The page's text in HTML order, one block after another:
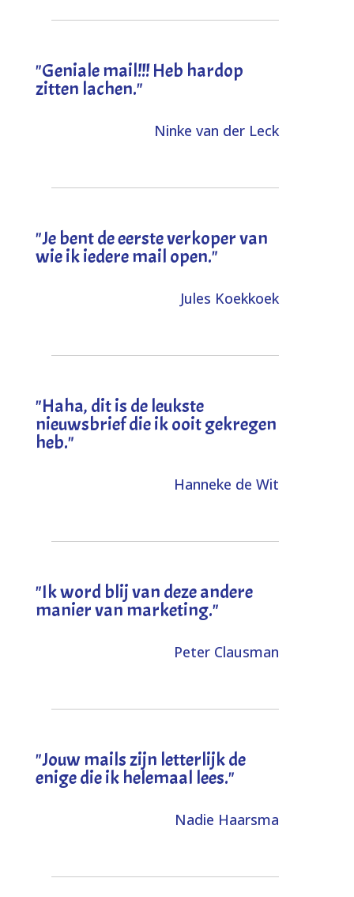
"Geniale mail!!! Heb hardop
zitten lachen."
Ninke van der Leck
"Je bent de eerste verkoper van
wie ik iedere mail open."
Jules Koekkoek
"Haha, dit is de leukste
nieuwsbrief die ik ooit gekregen
heb."
Hanneke de Wit
"Ik word blij van deze andere
manier van marketing."
Peter Clausman
"Jouw mails zijn letterlijk de
enige die ik helemaal lees."
Nadie Haarsma